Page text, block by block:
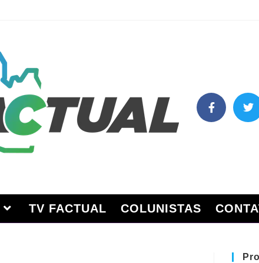
TV FACTUAL COLUNISTAS